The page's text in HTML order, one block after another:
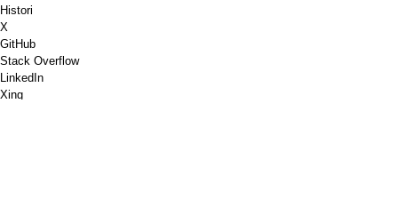
Histori
X
GitHub
Stack Overflow
LinkedIn
Xing